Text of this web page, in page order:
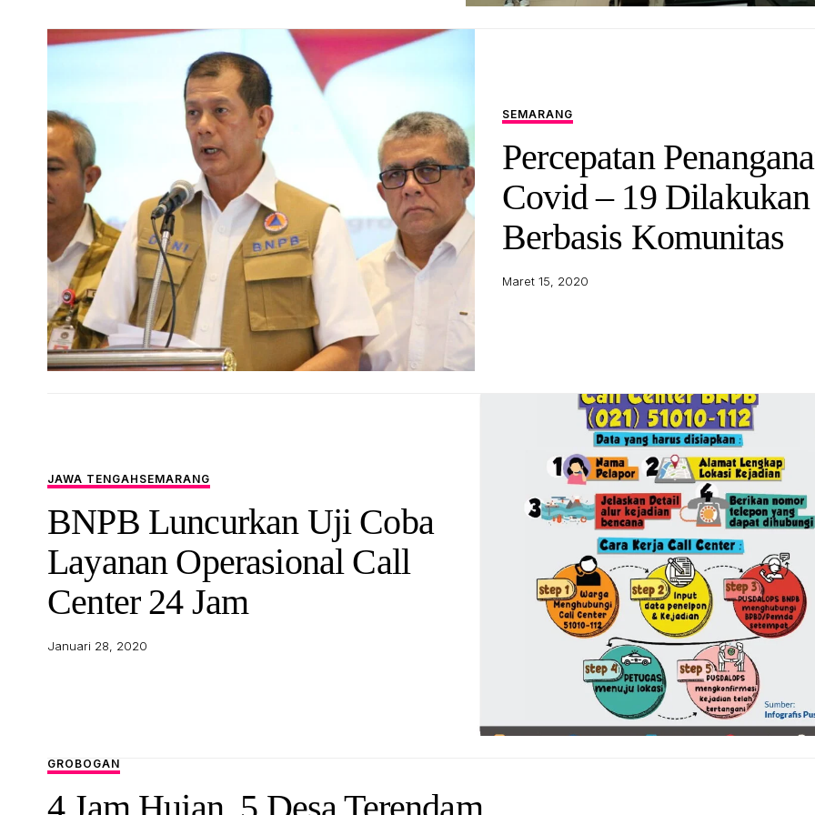
SEMARANG
Percepatan
Covid – 19 Dilakukan
Berbasis Komunitas
Maret 15, 2020
JAWA TENGAH SEMARANG
BNPB Luncurkan Uji Coba
Layanan Operasional Call
Center 24 Jam
Januari 28, 2020
GROBOGAN